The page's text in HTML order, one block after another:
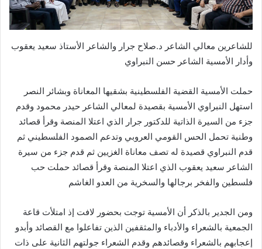
للشاعرين معالي الشاعر د.صلاح جرار والشاعر الأستاذ سعيد يعقوب
وأدار الأمسية الشاعر حسن النبراوي
حملت الأمسية القضية الفلسطينية بشقيها المعاناة وبشائر النصر
استهل النبراوي الأمسية بقصيدة لمعالي الشاعر حيدر محمود وقدم
جزء من السيرة الذاتية للدكتور جرار الذي اعتلا المنصة وقرأ قصائد
وطنية تحمل الحس القومي العروبي وتدعم الصمود الفلسطيني ثم
قدم النبراوي قصيدة له تصف معاناة الغزيين ثم قدم جزء من سيرة
الشاعر سعيد يعقوب الذي اعتلا المنصة وقرأ قصائد حملت حب
فلسطين والفخر برجالها والسخرية من العدو الغاشم
ومن الجدير بالذكر أن الأمسية توجت بحضور لافت إذ امتلأت قاعة
الجمعية بالشعراء والأدباء والمثقفين الذين تفاعلوا مع القصائد وأبدو
إعجابهم بالشعراء وقصائدهم وقدم الشعراء جولتهم الثانية على ذات